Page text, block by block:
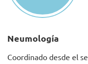
Neumología
Coordinado desde el